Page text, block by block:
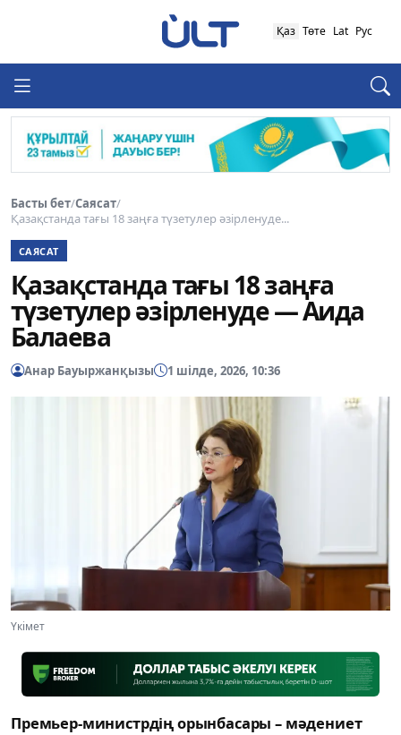
Қаз Төте Lat Рус
Басты бет/Саясат/
Қазақстанда тағы 18 заңға түзетулер әзірленуде...
САЯСАТ
Қазақстанда тағы 18 заңға
түзетулер әзірленуде — Аида
Балаева
Анар Бауыржанқызы 1 шілде, 2026, 10:36
Үкімет
Премьер-министрдің орынбасары – мәдениет